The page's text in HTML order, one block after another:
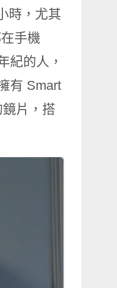
時，尤其
手機
紀的人，
有 Smart
片，搭